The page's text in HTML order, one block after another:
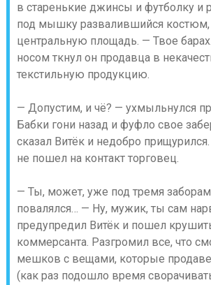
в старенькие джинсы и футболку и
под мышку развалившийся костюм,
центральную площадь. — Твое
носом ткнул он продавца в
текстильную продукцию.
— Допустим, и чё? — ухмыльнулся
Бабки гони назад и фуфло свое
сказал Витёк и недобро
не пошел на контакт торговец.
— Ты, может, уже под тремя
повалялся… — Ну, мужик, ты сам
предупредил Витёк и пошел
коммерсанта. Разгромил все, что
мешков с вещами, которые
(как раз подошло время